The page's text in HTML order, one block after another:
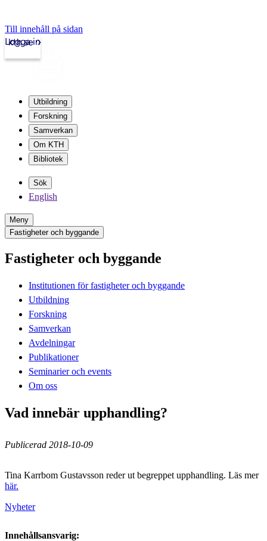
Till innehåll på sidan
kth.se
Logga in
Utbildning
Forskning
Samverkan
Om KTH
Bibliotek
Sök
English
Meny
Fastigheter och byggande
Fastigheter och byggande
Institutionen för fastigheter och byggande
Utbildning
Forskning
Samverkan
Avdelningar
Publikationer
Seminarier och events
Om oss
Vad innebär upphandling?
Publicerad 2018-10-09
Tina Karrbom Gustavsson reder ut begreppet upphandling. Läs mer
här.
Nyheter
Innehållsansvarig: